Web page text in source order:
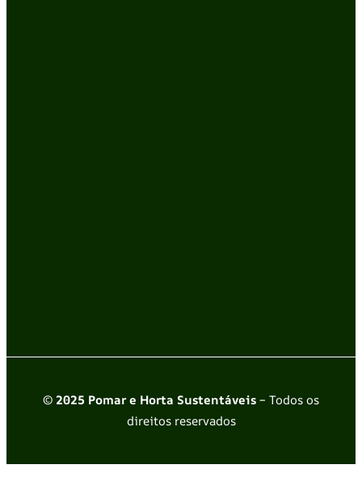
© 2025 Pomar e Horta Sustentáveis– Todos os
direitos reservados